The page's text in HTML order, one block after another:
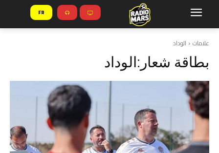
FR
علامات الوداد
بطاقة شعار:الوداد